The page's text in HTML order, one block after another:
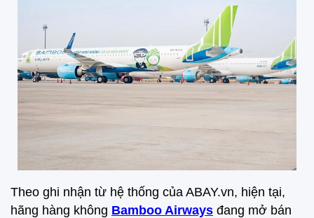
Theo ghi nhận từ hệ thống của ABAY.vn, hiện tại,
hãng hàng không Bamboo Airways đang mở bán